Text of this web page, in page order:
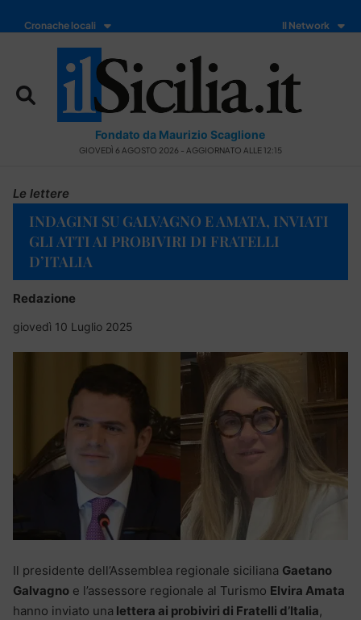
Cronache locali Il Network
Fondato da Maurizio Scaglione
GIOVEDÌ 6 AGOSTO 2026 - AGGIORNATO ALLE 12:15
Le lettere
INDAGINI SU GALVAGNO E AMATA, INVIATI
GLI ATTI AI PROBIVIRI DI FRATELLI
D’ITALIA
Redazione
giovedì 10 Luglio 2025
Il presidente dell’Assemblea regionale siciliana Gaetano
Galvagno e l’assessore regionale al Turismo Elvira Amata
hanno inviato una lettera ai probiviri di Fratelli d’Italia,